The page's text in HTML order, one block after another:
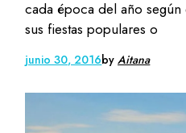
cada época del año
sus fiestas populares o
junio 30, 2016byAitana